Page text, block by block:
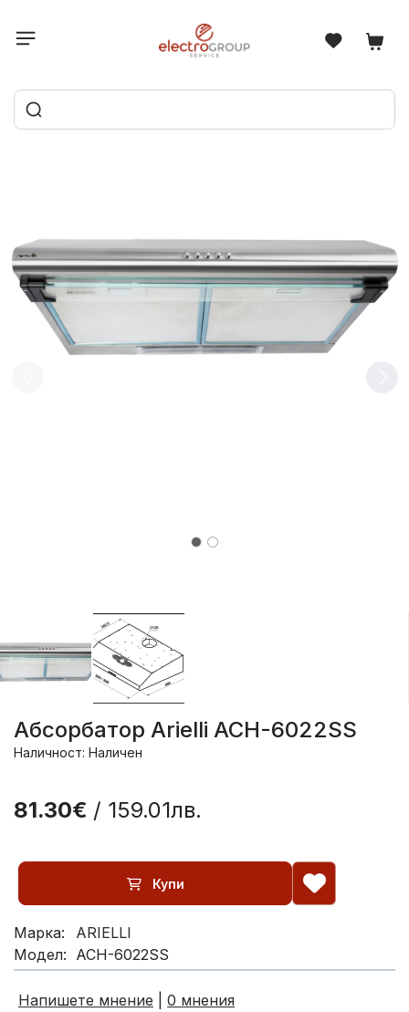
Абсорбатор Arielli ACH-6022SS
Наличност: Наличен
81.30€ / 159.01лв.
Купи
Марка:
ARIELLI
Модел: ACH-6022SS
Напишете мнение 0 мнения